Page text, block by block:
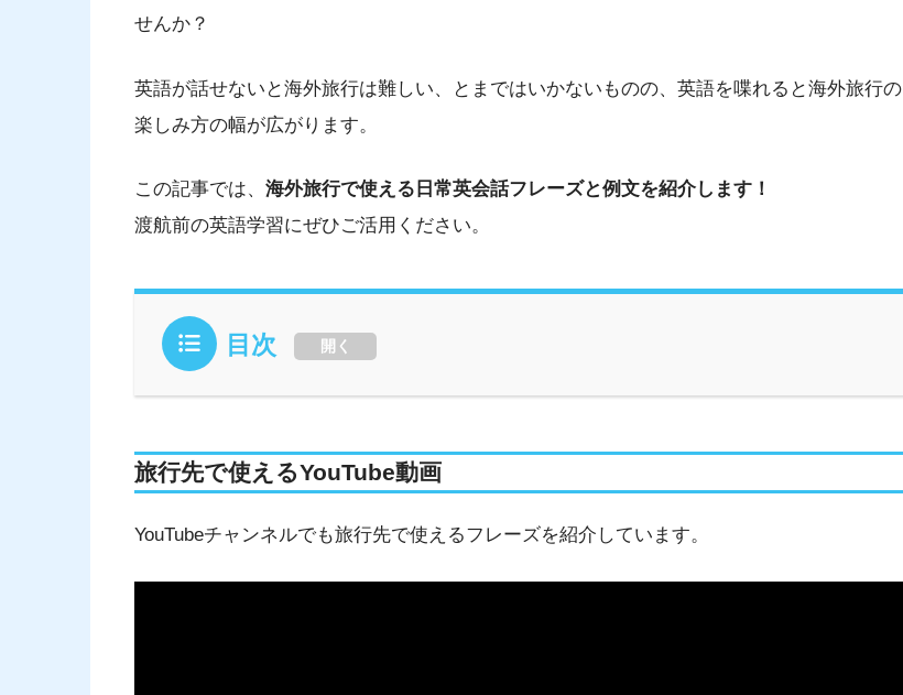
せんか？
英語が話せないと海外旅行は難しい、とまではいかないものの、英語を喋れると海外旅行の
楽しみ方の幅が広がります。
この記事では、 海外旅行で使える日常英会話フレーズと例文を紹介します！
渡航前の英語学習にぜひご活用ください。
目次 開く
旅行先で使えるYouTube動画
YouTubeチャンネルでも旅行先で使えるフレーズを紹介しています。